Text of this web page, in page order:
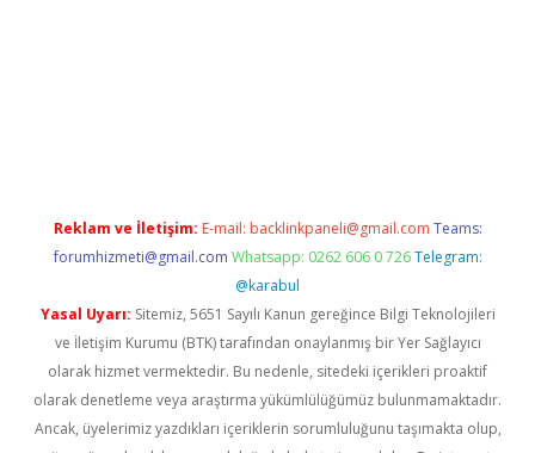
Reklam ve İletişim: E-mail: backlinkpaneli@gmail.com Teams:
forumhizmeti@gmail.com Whatsapp: 0262 606 0 726 Telegram:
@karabul
Yasal Uyarı: Sitemiz, 5651 Sayılı Kanun gereğince Bilgi Teknolojileri
ve İletişim Kurumu (BTK) tarafından onaylanmış bir Yer Sağlayıcı
olarak hizmet vermektedir. Bu nedenle, sitedeki içerikleri proaktif
olarak denetleme veya araştırma yükümlülüğümüz bulunmamaktadır.
Ancak, üyelerimiz yazdıkları içeriklerin sorumluluğunu taşımakta olup,